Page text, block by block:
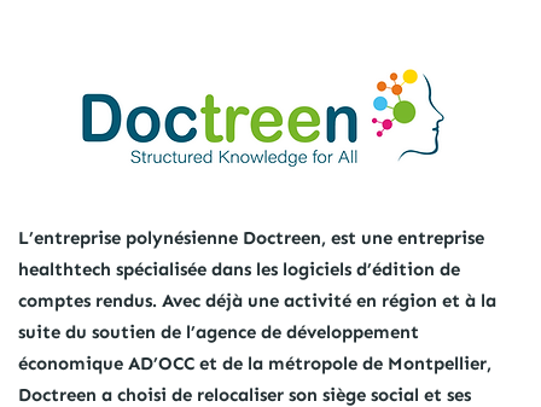
L’entreprise polynésienne Doctreen, est une entreprise
healthtech spécialisée dans les logiciels d’édition de
comptes rendus. Avec déjà une activité en région et à la
suite du soutien de l’agence de développement
économique AD’OCC et de la métropole de Montpellier,
Doctreen a choisi de relocaliser son siège social et ses